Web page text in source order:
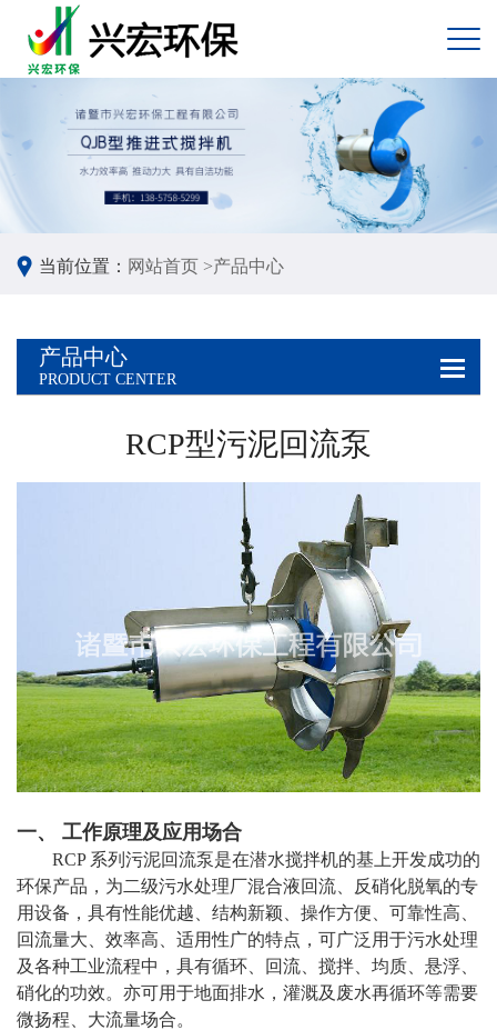
当前位置： 网站首页 >产品中心
产品中心
PRODUCT CENTER
RCP型污泥回流泵
一、 工作原理及应用场合
RCP 系列污泥回流泵是在潜水搅拌机的基上开发成功的
环保产品，为二级污水处理厂混合液回流、反硝化脱氧的专
用设备，具有性能优越、结构新颖、操作方便、可靠性高、
回流量大、效率高、适用性广的特点，可广泛用于污水处理
及各种工业流程中，具有循环、回流、搅拌、均质、悬浮、
硝化的功效。亦可用于地面排水，灌溉及废水再循环等需要
微扬程、大流量场合。